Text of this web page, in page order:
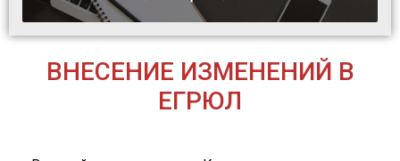
ВНЕСЕНИЕ ИЗМЕНЕНИЙ В
ЕГРЮЛ